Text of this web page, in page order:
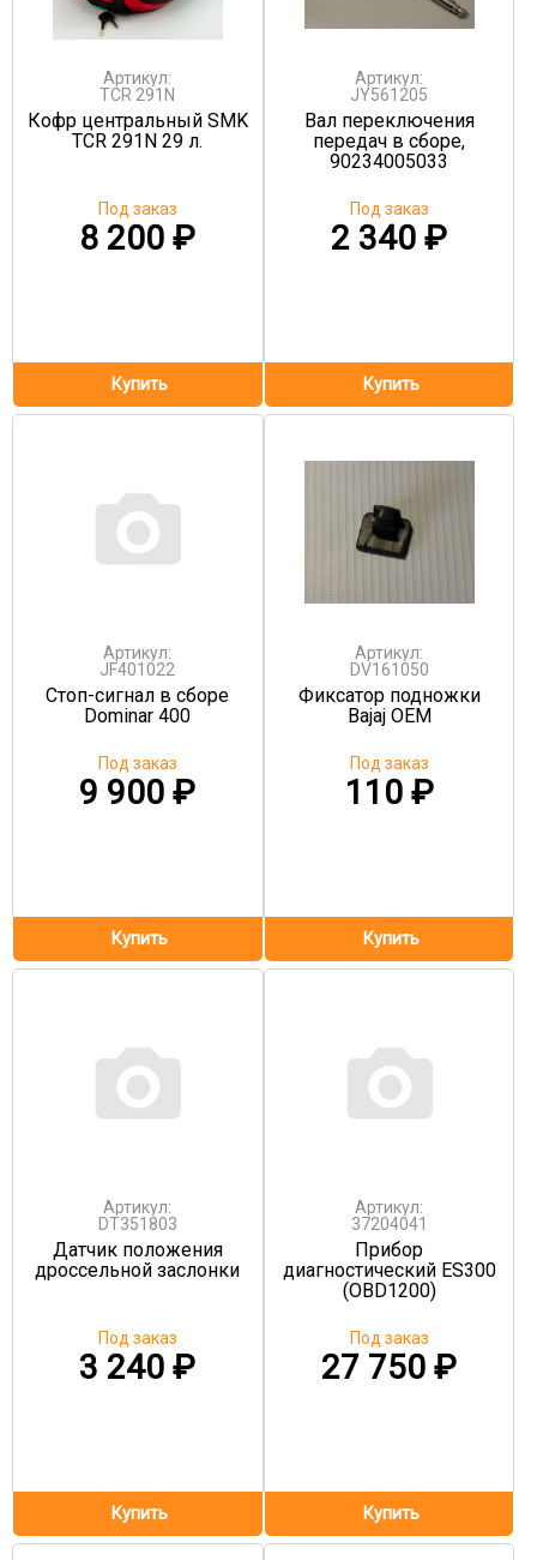
Артикул:
TCR 291N
Кофр центральный SMK
TCR 291N 29 л.
8 200₽
Под заказ
Артикул:
JY561205
Вал переключения
передач в сборе,
90234005033
2 340₽
Под заказ
Артикул:
JF401022
Стоп-сигнал в сборе
Dominar 400
9 900₽
Под заказ
Артикул:
DV161050
Фиксатор подножки
Bajaj OEM
110 ₽
Под заказ
Артикул:
DT351803
Датчик положения
дроссельной заслонки
3 240₽
Под заказ
Артикул:
37204041
Прибор
диагностический ES300
(OBD1200)
27 750₽
Под заказ